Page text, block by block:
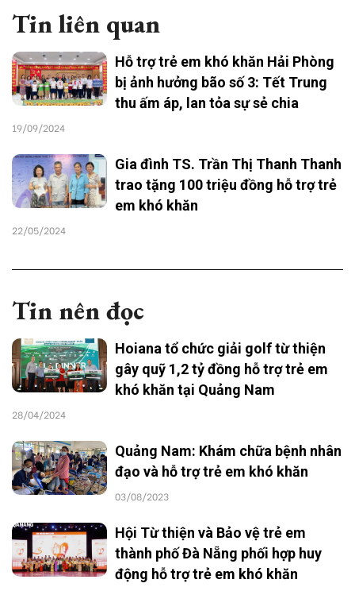
Tin liên quan
Hỗ trợ trẻ em khó khăn Hải Phòng
bị ảnh hưởng bão số 3: Tết Trung
thu ấm áp, lan tỏa sự sẻ chia
19/09/2024
Gia đình TS. Trần Thị Thanh Thanh
trao tặng 100 triệu đồng hỗ trợ trẻ
em khó khăn
22/05/2024
Tin nên đọc
Hoiana tổ chức giải golf từ thiện
gây quỹ 1,2 tỷ đồng hỗ trợ trẻ em
khó khăn tại Quảng Nam
28/04/2024
Quảng Nam: Khám chữa bệnh nhân
đạo và hỗ trợ trẻ em khó khăn
03/08/2023
Hội Từ thiện và Bảo vệ trẻ em
thành phố Đà Nẵng phối hợp huy
động hỗ trợ trẻ em khó khăn